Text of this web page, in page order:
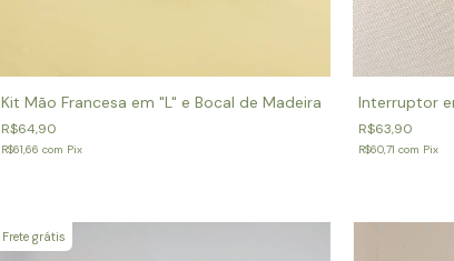
Kit Mão Francesa em "L" e Bocal de Madeira
R$64,90
R$61,66 com Pix
Interruptor
R$63,90
R$60,71 com Pix
Frete grátis